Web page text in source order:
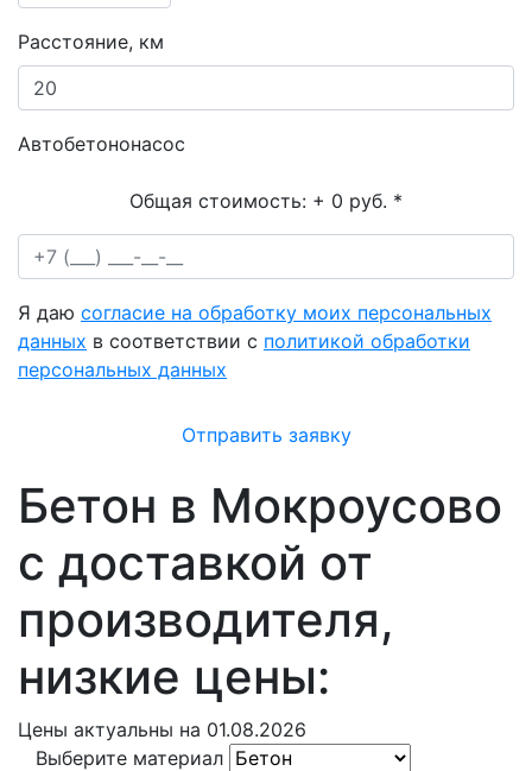
Расстояние, км
Автобетононасос
Общая стоимость: + 0 руб. *
Я даю согласие на обработку моих персональных
данных в соответствии с политикой обработки
персональных данных
Отправить заявку
Бетон в Мокроусово
с доставкой от
производителя,
низкие цены:
Цены актуальны на 01.08.2026
Выберите материал